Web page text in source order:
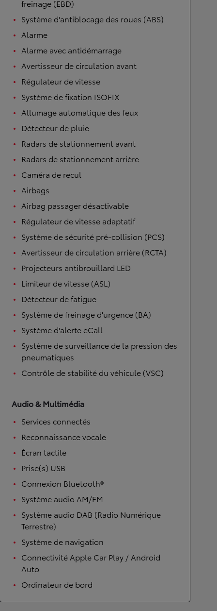
freinage (EBD)
Système d'antiblocage des roues (ABS)
Alarme
Alarme avec antidémarrage
Avertisseur de circulation avant
Régulateur de vitesse
Système de fixation ISOFIX
Allumage automatique des feux
Détecteur de pluie
Radars de stationnement avant
Radars de stationnement arrière
Caméra de recul
Airbags
Airbag passager désactivable
Régulateur de vitesse adaptatif
Système de sécurité pré-collision (PCS)
Avertisseur de circulation arrière (RCTA)
Projecteurs antibrouillard LED
Limiteur de vitesse (ASL)
Détecteur de fatigue
Système de freinage d'urgence (BA)
Système d'alerte eCall
Système de surveillance de la pression des
pneumatiques
Contrôle de stabilité du véhicule (VSC)
Audio & Multimédia
Services connectés
Reconnaissance vocale
Écran tactile
Prise(s) USB
Connexion Bluetooth®
Système audio AM/FM
Système audio DAB (Radio Numérique
Terrestre)
Système de navigation
Connectivité Apple Car Play / Android
Auto
Ordinateur de bord